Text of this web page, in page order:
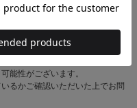
タマーセンター営業時間内に順
は、翌営業日以降にご返信いた
能性がございます。
るかご確認いただいた上でお問